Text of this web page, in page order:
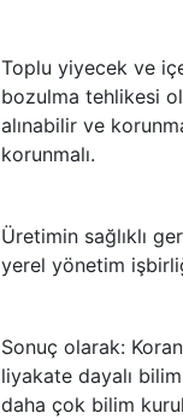
Toplu yiyecek ve
bozulma tehlikesi
alınabilir ve
korunmalı.
Üretimin sağlıklı
yerel yönetim
Sonuç olarak:
liyakate dayalı
daha çok bilim